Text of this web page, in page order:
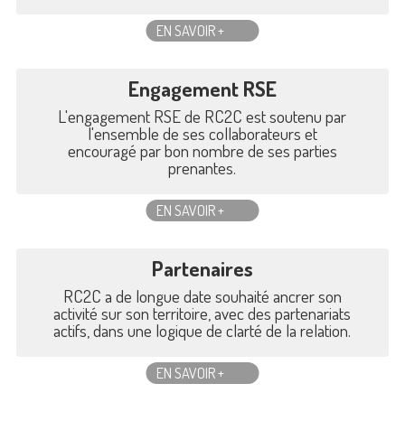
EN SAVOIR +
Engagement RSE
L'engagement RSE de RC2C est soutenu par
l'ensemble de ses collaborateurs et
encouragé par bon nombre de ses parties
prenantes.
EN SAVOIR +
Partenaires
RC2C a de longue date souhaité ancrer son
activité sur son territoire, avec des partenariats
actifs, dans une logique de clarté de la relation.
EN SAVOIR +